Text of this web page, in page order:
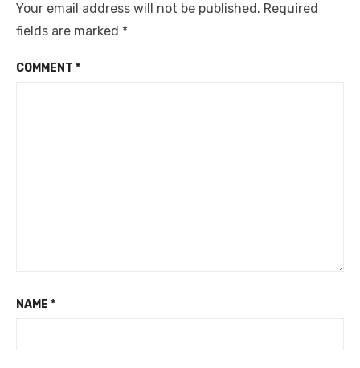
Your email address will not be published. Required
fields are marked *
COMMENT *
NAME *